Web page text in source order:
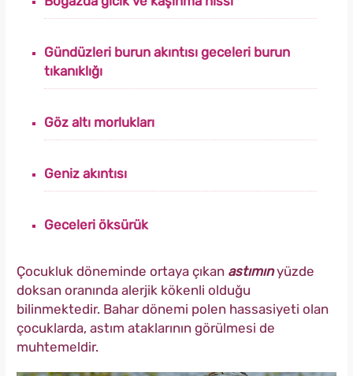
Gündüzleri burun akıntısı geceleri burun
tıkanıklığı
Göz altı morlukları
Geniz akıntısı
Geceleri öksürük
Çocukluk döneminde ortaya çıkan astımınyüzde
doksan oranında alerjik kökenli olduğu
bilinmektedir. Bahar dönemi polen hassasiyeti olan
çocuklarda, astım ataklarının görülmesi de
muhtemeldir.